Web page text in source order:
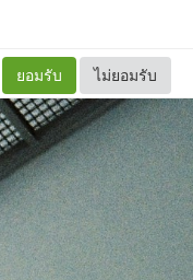
ยอมรับ ไม่ยอมรับ